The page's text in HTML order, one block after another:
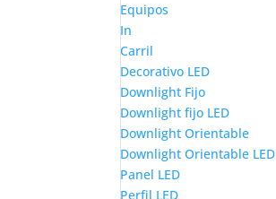
Equipos
In
Carril
Decorativo LED
Downlight Fijo
Downlight fijo LED
Downlight Orientable
Downlight Orientable LED
Panel LED
Perfil LED